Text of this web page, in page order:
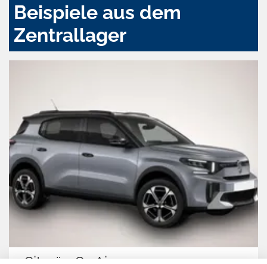
Beispiele aus dem
Zentrallager